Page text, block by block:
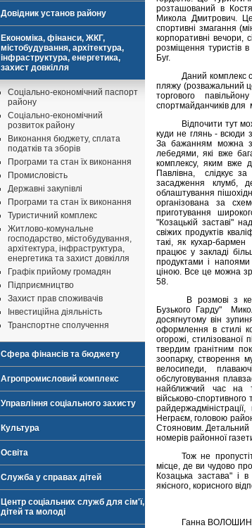
Довідник установ району
Економіка, фінанси, ЖКГ,
містобудування, архітектура,
інфраструктура, енергетика,
захист довкілля
Соціально-економічний паспорт
району
Соціально-економічний
розвиток району
Виконання бюджету, сплата
податків та зборів
Програми та стан їх виконання
Промисловість
Державні закупівлі
Програми та стан їх виконання
Туристичний комплекс
Житлово-комунальне
господарство, містобудування,
архітектура, інфраструктура,
енергетика та захист довкілля
Графік прийому громадян
Підприємництво
Захист прав споживачів
Інвестиційна діяльність
Транспортне сполучення
Сфера фінансів та бюджету
Агропромисловий комплекс
Управління соціального захисту
Культура
Освіта
Служба у справах дітей
Центр соціальних служб для сім'ї,
дітей та молоді
розташований в
Микола Дмитрович.
спортивні змагання
корпоративні вечори,
розміщення туристів
Буг.
Даний комплекс
пляжу (розважальний
торгового
спортмайданчиків для
Відпочити тут
куди не глянь - всюди
За бажанням можна
лебедями, які вже
комплексу, яким вже
Павлівна,
слідкує
засадження клумб,
облаштування
організована за
приготування
"Козацькій заставі"
свіжих продуктів
такі, як кухар-бармен
працює у закладі
продуктами і
ціною. Все це можна
58.
В розмові з
Бузького Гарду"
досягнутому він
оформлення в стилі
огорожі,
твердим гранітним
зоопарку, створення
велосипеди,
обслуговування
найближчий час на
військово-
Неграєм, головою
Стояновим. Детальний
номерів районної
Тож не
місце, де ви чудово
Козацька застава" і
якісного, корисного
Ганна